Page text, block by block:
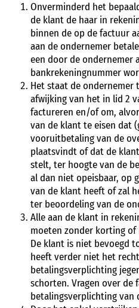
Onverminderd het
de klant de haar in
binnen de op de factuur
aan de ondernemer
een door de ondernemer
bankrekeningnummer
Het staat de
afwijking van het in lid 2
factureren en/of om,
van de klant te eisen dat
vooruitbetaling van de
plaatsvindt of dat de
stelt, ter hoogte van de
al dan niet opeisbaar, op
van de klant heeft of zal
ter beoordeling van de
Alle aan de klant in
moeten zonder korting
De klant is niet bevoegd
heeft verder niet het
betalingsverplichting
schorten. Vragen over de
betalingsverplichting van